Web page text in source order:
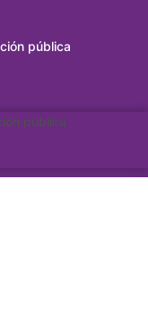
pública
pública